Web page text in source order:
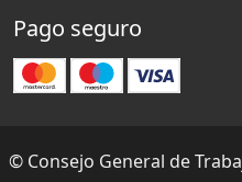
Pago seguro
© Consejo General de